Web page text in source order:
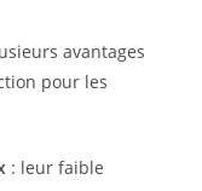
avantages
pour les
: leur faible